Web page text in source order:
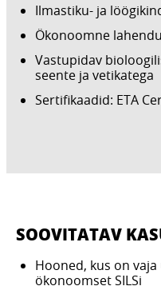
Ilmastiku- ja
Ökonoomne
Vastupidav
seente ja vetikatega
Sertifikaadid: ETA
SOOVITATAV
Hooned, kus on
ökonoomset SILSi